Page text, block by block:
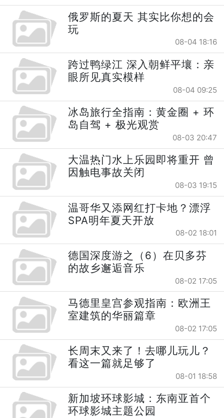
俄罗斯的夏天 其实比你想的会
玩
08-04 18:16
跨过鸭绿江 深入朝鲜平壤：亲
眼所见真实模样
08-04 09:25
冰岛旅行全指南：黄金圈 + 环
岛自驾 + 极光观赏
08-03 20:47
大温热门水上乐园即将重开 曾
因触电事故关闭
08-03 19:15
温哥华又添网红打卡地？漂浮
SPA明年夏天开放
08-02 18:01
德国深度游之（6）在贝多芬
的故乡邂逅音乐
08-02 17:05
马德里皇宫参观指南：欧洲王
室建筑的华丽篇章
08-02 17:05
长周末又来了！去哪儿玩儿？
看这一篇就足够了
08-01 18:58
新加坡环球影城：东南亚首个
环球影城主题公园